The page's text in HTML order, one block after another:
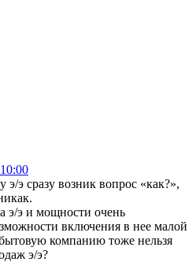
э сразу возник вопрос «как?»,
э/э и мощности очень
включения в нее малой
компанию тоже нельзя
э/э?